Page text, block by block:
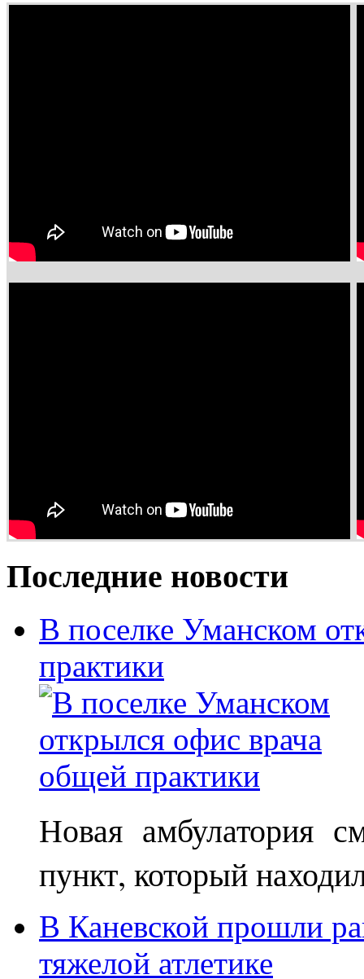
Последние новости
В поселке Уманском
практики
Новая амбулатория
пункт, который
В Каневской прошли
тяжелой атлетике